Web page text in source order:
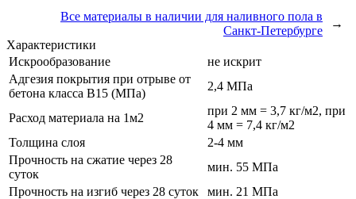
Все материалы в наличии для наливного пола в
Санкт-Петербурге
→
Характеристики
Искрообразование
не искрит
Адгезия покрытия при отрыве от
бетона класса В15 (МПа)
2,4 МПа
Расход материала на 1м2
при 2 мм = 3,7 кг/м2, при
4 мм = 7,4 кг/м2
Толщина слоя
2-4 мм
Прочность на сжатие через 28
суток
мин. 55 МПа
Прочность на изгиб через 28 суток
мин. 21 МПа